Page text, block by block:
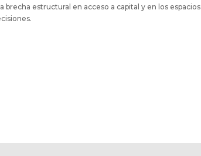
brecha estructural en acceso a capital y en los espacios